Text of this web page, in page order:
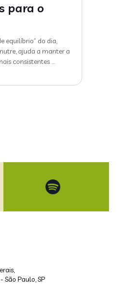
para o
equilíbrio” do dia,
ajuda a manter a
consistentes …
São Paulo, SP